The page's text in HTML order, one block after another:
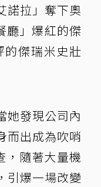
諾拉」奪下奧
廳」爆紅的傑
傑瑞米史壯
她發現公司內
而出成為吹哨
，隨著大量機
引爆一場改變